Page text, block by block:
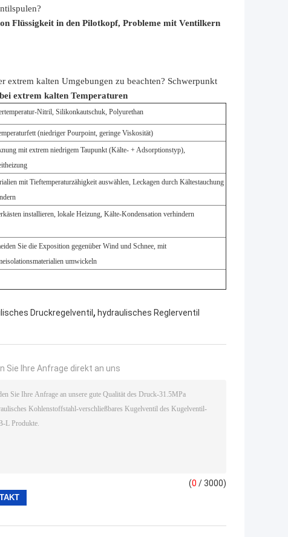
Flüssigkeit in den Pilotkopf, Probleme mit Ventilkern
extrem kalten Umgebungen zu beachten? Schwerpunkt
extrem kalten Temperaturen
Nitril, Silikonkautschuk, Polyurethan
(niedriger Pourpoint, geringe Viskosität)
mit extrem niedrigem Taupunkt (Kälte- + Adsorptionstyp),
mit Tieftemperaturzähigkeit auswählen, Leckagen durch Kältestauchung
installieren, lokale Heizung, Kälte-Kondensation verhindern
Sie die Exposition gegenüber Wind und Schnee, mit
umwickeln
Druckregelventil , hydraulisches Reglerventil
Sie Ihre Anfrage direkt an uns
(0 / 3000)